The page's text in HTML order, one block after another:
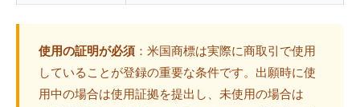
使用の証明が必須 ：米国商標は実際に商取引で使用
していることが登録の重要な条件です。出願時に使
用中の場合は使用証拠を提出し、未使用の場合は